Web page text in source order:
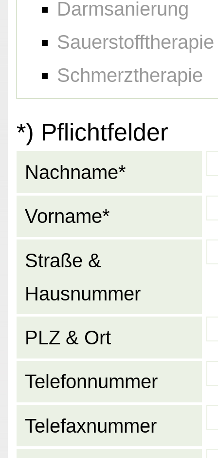
Darmsanierung
Sauerstofftherapie
Schmerztherapie
*) Pflichtfelder
Nachname*
Vorname*
Straße &
Hausnummer
PLZ & Ort
Telefonnummer
Telefaxnummer